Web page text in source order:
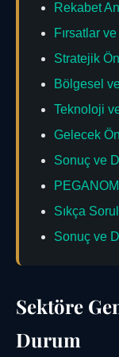
Rekabet
Fırsatlar
Stratejik
Bölgesel
Teknoloji
Gelecek
Sonuç ve
Sıkça
Sonuç ve
Sektöre
Durum